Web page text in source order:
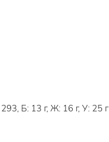
Б: 13 г, Ж: 16 г, У: 25 г